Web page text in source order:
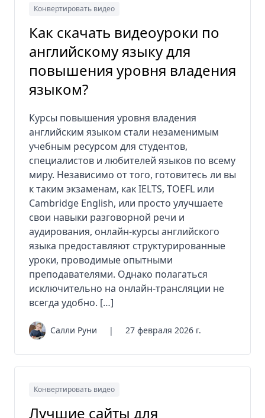
Конвертировать видео
Как скачать видеоуроки по
английскому языку для
повышения уровня владения
языком?
Курсы повышения уровня владения
английским языком стали незаменимым
учебным ресурсом для студентов,
специалистов и любителей языков по всему
миру. Независимо от того, готовитесь ли вы
к таким экзаменам, как IELTS, TOEFL или
Cambridge English, или просто улучшаете
свои навыки разговорной речи и
аудирования, онлайн-курсы английского
языка предоставляют структурированные
уроки, проводимые опытными
преподавателями. Однако полагаться
исключительно на онлайн-трансляции не
всегда удобно. […]
Салли Руни | 27 февраля 2026 г.
Конвертировать видео
Лучшие сайты для